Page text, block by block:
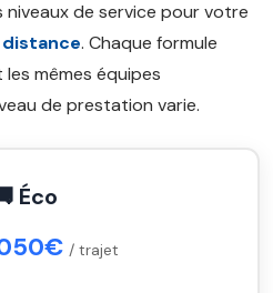
de service pour votre
. Chaque formule
les mêmes équipes
de prestation varie.
Éco
050€ / trajet